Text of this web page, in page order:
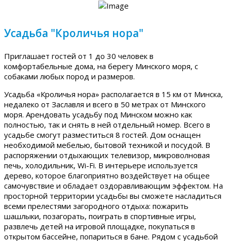
Усадьба "Кроличья нора"
Приглашает гостей от 1 до 30 человек в
комфортабельные дома, на берегу Минского моря, с
собаками любых пород и размеров.
Усадьба «Кроличья нора» располагается в 15 км от Минска,
недалеко от Заславля и всего в 50 метрах от Минского
моря. Арендовать усадьбу под Минском можно как
полностью, так и снять в ней отдельный номер. Всего в
усадьбе смогут разместиться 8 гостей. Дом оснащен
необходимой мебелью, бытовой техникой и посудой. В
распоряжении отдыхающих телевизор, микроволновая
печь, холодильник, Wi-Fi. В интерьере используется
дерево, которое благоприятно воздействует на общее
самочувствие и обладает оздоравливающим эффектом. На
просторной территории усадьбы вы сможете насладиться
всеми прелестями загородного отдыха: пожарить
шашлыки, позагорать, поиграть в спортивные игры,
развлечь детей на игровой площадке, покупаться в
открытом бассейне, попариться в бане. Рядом с усадьбой